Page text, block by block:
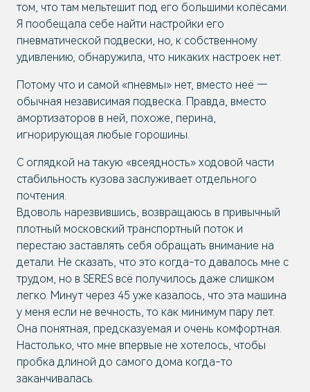
том, что там мельтешит под его большими колёсами.
Я пообещала себе найти настройки его
пневматической подвески, но, к собственному
удивлению, обнаружила, что никаких настроек нет.
Потому что и самой «пневмы» нет, вместо неё —
обычная независимая подвеска. Правда, вместо
амортизаторов в ней, похоже, перина,
игнорирующая любые горошины.
С оглядкой на такую «всеядность» ходовой части
стабильность кузова заслуживает отдельного
почтения.
Вдоволь нарезвившись, возвращаюсь в привычный
плотный московский транспортный поток и
перестаю заставлять себя обращать внимание на
детали. Не сказать, что это когда-то давалось мне с
трудом, но в SERES всё получилось даже слишком
легко. Минут через 45 уже казалось, что эта машина
у меня если не вечность, то как минимум пару лет.
Она понятная, предсказуемая и очень комфортная.
Настолько, что мне впервые не хотелось, чтобы
пробка длиной до самого дома когда-то
заканчивалась.